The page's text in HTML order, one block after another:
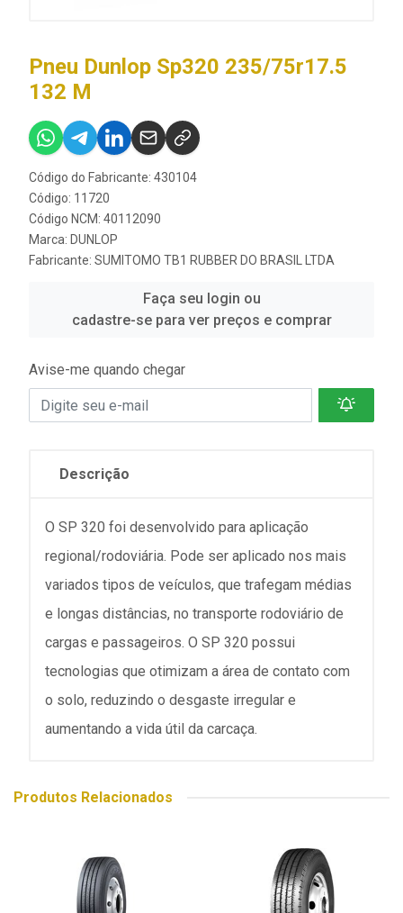
Pneu Dunlop Sp320 235/75r17.5
132 M
Código do Fabricante: 430104
Código: 11720
Código NCM: 40112090
Marca: DUNLOP
Fabricante: SUMITOMO TB1 RUBBER DO BRASIL LTDA
Faça seu login ou
cadastre-se para ver preços e comprar
Avise-me quando chegar
Descrição
O SP 320 foi desenvolvido para aplicação
regional/rodoviária. Pode ser aplicado nos mais
variados tipos de veículos, que trafegam médias
e longas distâncias, no transporte rodoviário de
cargas e passageiros. O SP 320 possui
tecnologias que otimizam a área de contato com
o solo, reduzindo o desgaste irregular e
aumentando a vida útil da carcaça.
Produtos Relacionados